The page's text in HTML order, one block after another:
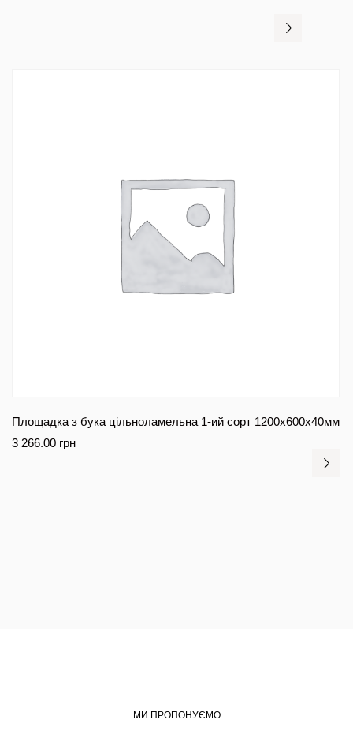
Площадка з бука цільноламельна 1-ий сорт 1200х600х40мм
3 266.00 грн
МИ ПРОПОНУЄМО